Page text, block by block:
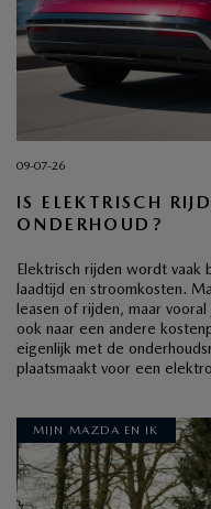
09-07-26
IS ELEKTRISCH
ONDERHOUD?
Elektrisch rijden wordt vaak
laadtijd en stroomkosten.
leasen of rijden, maar
ook naar een andere
eigenlijk met de
plaatsmaakt voor een
MIJN MAZDA EN IK